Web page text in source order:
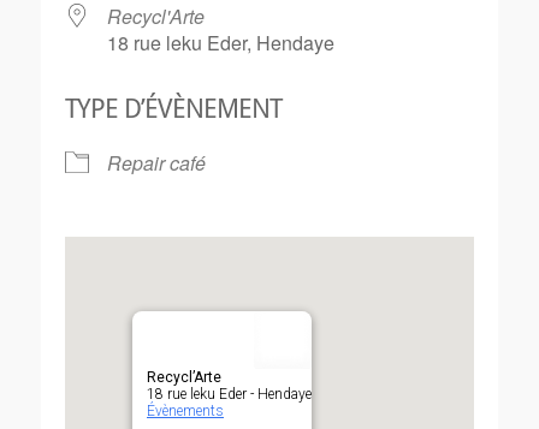
Recycl'Arte
18 rue leku Eder, Hendaye
TYPE D’ÉVÈNEMENT
Repair café
Recycl’Arte
18 rue leku Eder - Hendaye
Évènements